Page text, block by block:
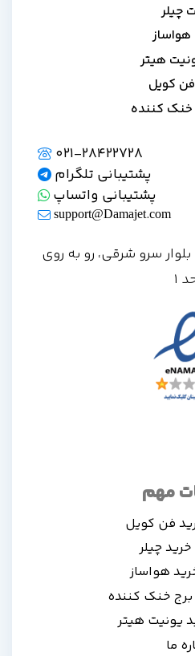
چیلر
هیتر
کویل
خنک کننده
مهم
فن کویل
چیلر
هواساز
برج خنک کننده
یونیت هیتر
ما
021-28422728
پشتیبانی تلگرام
پشتیبانی واتساپ
support@Damajet.com
سرو شرقی، رو به روی